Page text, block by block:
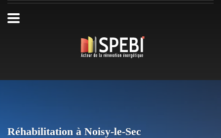
Réhabilitation à Noisy-le-Sec